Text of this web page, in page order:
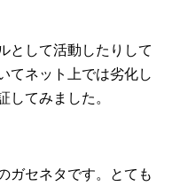
として活動したりして
てネット上では劣化し
してみました。
ガセネタです。とても